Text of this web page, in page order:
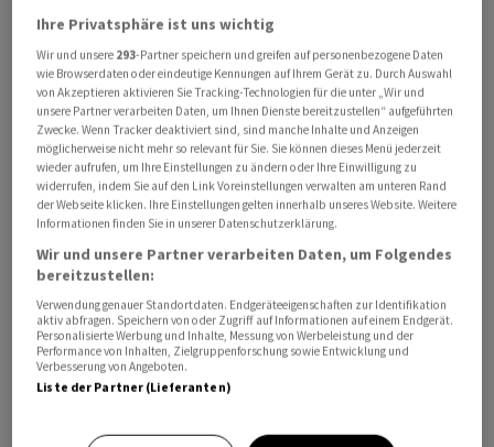
Die Aktien von Julius Bär
stehen 2,2 Prozent höher bei
48,79 Franken, während der
Swiss Performance Index
SPI) 0,5 Prozent höher steht. In den letzten zwölf
Monaten hat der Valor 17 Prozent an Wert verloren.
Ihre Privatsphäre ist uns wichtig
Wir und unsere 293-Partner speichern und greifen auf personenbezogene Daten
wie Browserdaten oder eindeutige Kennungen auf Ihrem Gerät zu. Durch Auswahl
von Akzeptieren aktivieren Sie Tracking-Technologien für die unter „Wir und
unsere Partner verarbeiten Daten, um Ihnen Dienste bereitzustellen“ aufgeführten
Zwecke. Wenn Tracker deaktiviert sind, sind manche Inhalte und Anzeigen
möglicherweise nicht mehr so relevant für Sie. Sie können dieses Menü jederzeit
wieder aufrufen, um Ihre Einstellungen zu ändern oder Ihre Einwilligung zu
widerrufen, indem Sie auf den Link Voreinstellungen verwalten am unteren Rand
der Webseite klicken. Ihre Einstellungen gelten innerhalb unseres Website. Weitere
Informationen finden Sie in unserer Datenschutzerklärung.
Wir und unsere Partner verarbeiten Daten, um Folgendes
bereitzustellen:
Verwendung genauer Standortdaten. Endgeräteeigenschaften zur Identifikation
aktiv abfragen. Speichern von oder Zugriff auf Informationen auf einem Endgerät.
Personalisierte Werbung und Inhalte, Messung von Werbeleistung und der
Performance von Inhalten, Zielgruppenforschung sowie Entwicklung und
Verbesserung von Angeboten.
Liste der Partner (Lieferanten)